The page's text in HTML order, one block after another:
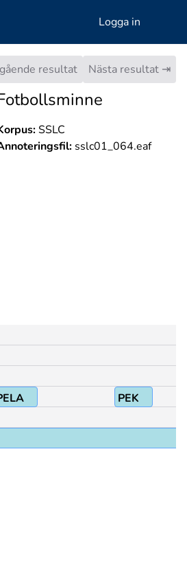
Logga in
resultat Nästa resultat ⇥
SSLC
sslc01_064.eaf
PEK